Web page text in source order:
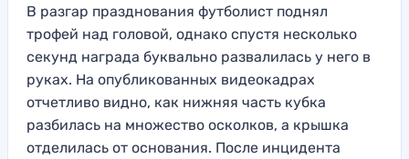
В разгар празднования футболист поднял
трофей над головой, однако спустя несколько
секунд награда буквально развалилась у него в
руках. На опубликованных видеокадрах
отчетливо видно, как нижняя часть кубка
разбилась на множество осколков, а крышка
отделилась от основания. После инцидента